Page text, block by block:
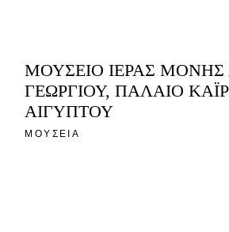
ΜΟΥΣΕΙΟ ΙΕΡΑΣ ΜΟΝΗΣ
ΓΕΩΡΓΙΟΥ, ΠΑΛΑΙΟ
ΑΙΓΥΠΤΟΥ
ΜΟΥΣΕΙΑ